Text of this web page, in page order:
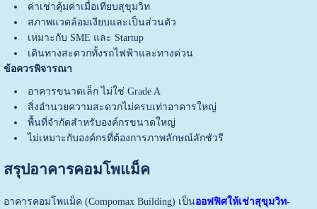
ค่าเช่าคุ้มค่าเมื่อเทียบสุขุมวิท
สภาพแวดล้อมเงียบและเป็นส่วนตัว
เหมาะกับ SME และ Startup
เดินทางสะดวกทั้งรถไฟฟ้าและทางด่วน
ข้อควรพิจารณา
อาคารขนาดเล็ก ไม่ใช่ Grade A
สิ่งอำนวยความสะดวกไม่ครบเท่าอาคารใหญ่
พื้นที่จำกัดสำหรับองค์กรขนาดใหญ่
ไม่เหมาะกับองค์กรที่ต้องการภาพลักษณ์ลักชัวรี
สรุปอาคารคอมโพแม็ค
อาคารคอมโพแม็ค (Compomax Building) เป็นออฟฟิศให้เช่าสุขุมวิท-